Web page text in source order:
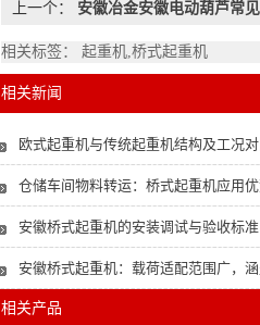
上一个： 安徽冶金安徽电动葫芦常
相关标签： 起重机,桥式起重机
相关新闻
欧式起重机与传统起重机结构及工况
仓储车间物料转运：桥式起重机应用
安徽桥式起重机的安装调试与验收标准
安徽桥式起重机：载荷适配范围广，
相关产品